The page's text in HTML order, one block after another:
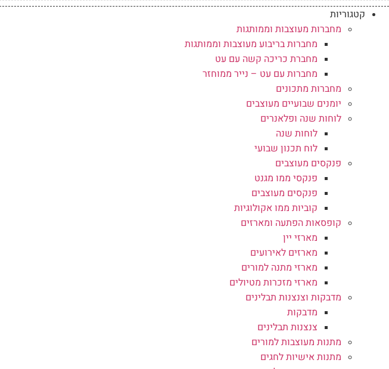
קטגוריות
מחברות מעוצבות וממותגות
מחברות בריבוע מעוצבות וממותגות
מחברת כריכה קשה עם עט
מחברות עם עט – נייר ממוחזר
מחברות מתכונים
יומנים שבועיים מעוצבים
לוחות שנה ופלאנרים
לוחות שנה
לוח תכנון שבועי
פנקסים מעוצבים
פנקסי ממו מגנט
פנקסים מעוצבים
קוביות ממו אקולוגיות
קופסאות הפתעה ומארזים
מארזי יין
מארזים לאירועים
מארזי מתנה למורים
מארזי מזכרות מטיולים
מדבקות וצנצנות תבלינים
מדבקות
צנצנות תבלינים
מתנות מעוצבות למורים
מתנות אישיות לחגים